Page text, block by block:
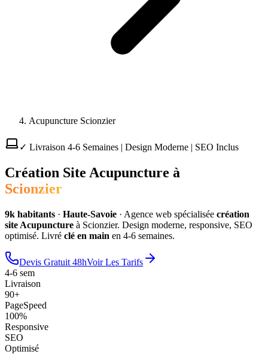
Acupuncture Scionzier
✓ Livraison 4-6 Semaines | Design Moderne | SEO Inclus
Création Site Acupuncture à
Scionzier
9k habitants · Haute-Savoie · Agence web spécialisée création
site Acupuncture à Scionzier. Design moderne, responsive, SEO
optimisé. Livré clé en main en 4-6 semaines.
Devis Gratuit 48hVoir Les Tarifs
4-6 sem
Livraison
90+
PageSpeed
100%
Responsive
SEO
Optimisé